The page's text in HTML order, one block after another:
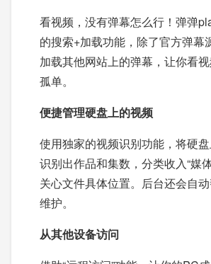
看视频，没有弹幕怎么行！弹弹
的搜索+加载功能，除了官方弹幕
加载其他网站上的弹幕，让你看
孤单。
便捷管理硬盘上的视频
使用独家的视频识别功能，将硬
识别出作品和集数，分类收入“媒
关心文件具体位置。后台还会自
维护。
从其他设备访问